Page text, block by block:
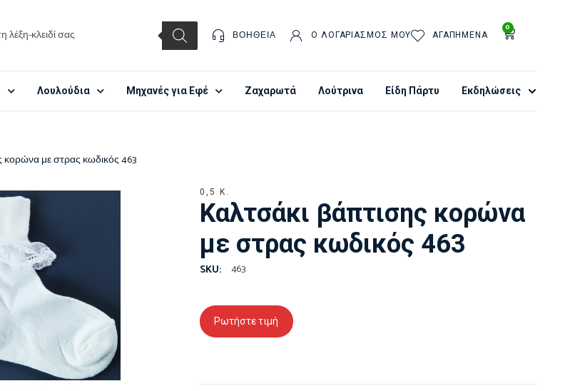
ΒΟΉΘΕΙΑ Ο ΛΟΓΑΡΙΑΣΜΌΣ ΜΟΥ ΑΓΑΠΗΜΈΝΑ
0
Λουλούδια Μηχανές για Εφέ Ζαχαρωτά Λούτρινα Είδη Πάρτυ Εκδηλώσεις
κορώνα με στρας κωδικός 463
0,5 Κ.
Καλτσάκι βάπτισης κορώνα
με στρας κωδικός 463
SKU: 463
Ρωτήστε τιμή